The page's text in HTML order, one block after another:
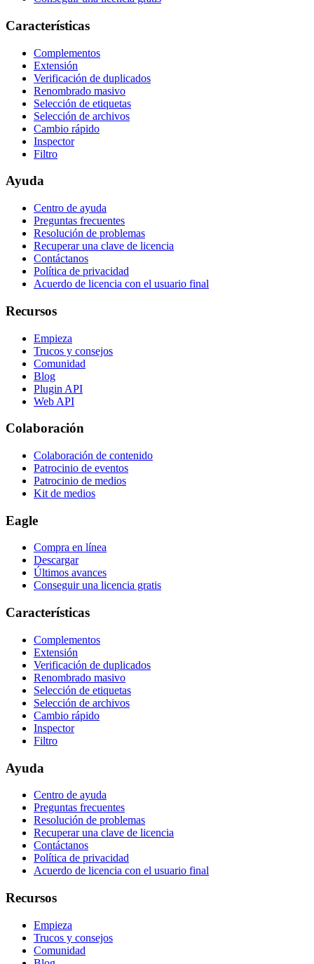
Características
Complementos
Extensión
Verificación de duplicados
Renombrado masivo
Selección de etiquetas
Selección de archivos
Cambio rápido
Inspector
Filtro
Ayuda
Centro de ayuda
Preguntas frecuentes
Resolución de problemas
Recuperar una clave de licencia
Contáctanos
Política de privacidad
Acuerdo de licencia con el usuario final
Recursos
Empieza
Trucos y consejos
Comunidad
Blog
Plugin API
Web API
Colaboración
Colaboración de contenido
Patrocinio de eventos
Patrocinio de medios
Kit de medios
Eagle
Compra en línea
Descargar
Últimos avances
Conseguir una licencia gratis
Características
Complementos
Extensión
Verificación de duplicados
Renombrado masivo
Selección de etiquetas
Selección de archivos
Cambio rápido
Inspector
Filtro
Ayuda
Centro de ayuda
Preguntas frecuentes
Resolución de problemas
Recuperar una clave de licencia
Contáctanos
Política de privacidad
Acuerdo de licencia con el usuario final
Recursos
Empieza
Trucos y consejos
Comunidad